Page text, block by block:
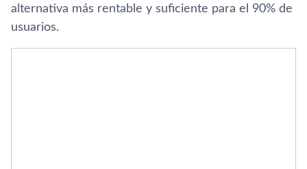
alternativa más rentable y suficiente para el 90% de
usuarios.